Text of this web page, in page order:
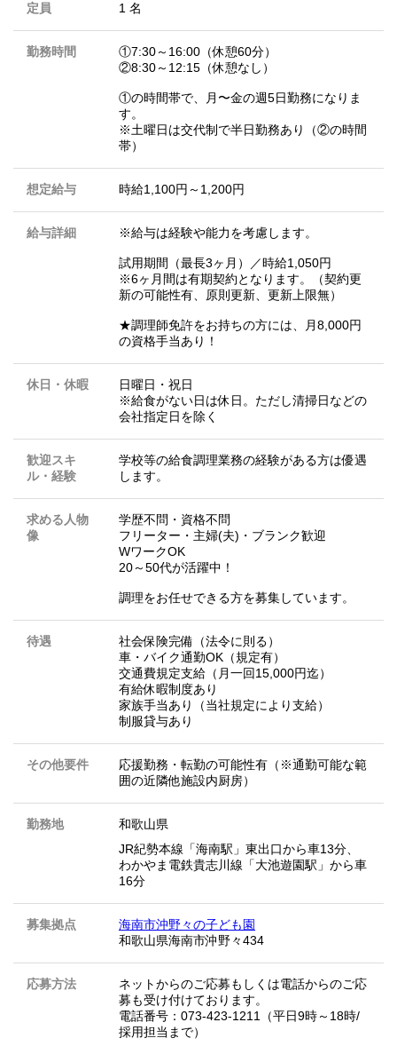
定員 1 名
勤務時間
①7:30～16:00（休憩60分）
②8:30～12:15（休憩なし）
①の時間帯で、月〜金の週5日勤務になりま
す。
※土曜日は交代制で半日勤務あり（②の時間
帯）
想定給与 時給1,100円～1,200円
給与詳細 ※給与は経験や能力を考慮します。
試用期間（最長3ヶ月）／時給1,050円
※6ヶ月間は有期契約となります。（契約更
新の可能性有、原則更新、更新上限無）
★調理師免許をお持ちの方には、月8,000円
の資格手当あり！
休日・休暇
日曜日・祝日
※給食がない日は休日。ただし清掃日などの
会社指定日を除く
歓迎スキ
ル・経験
学校等の給食調理業務の経験がある方は優遇
します。
求める人物
像
学歴不問・資格不問
フリーター・主婦(夫)・ブランク歓迎
WワークOK
20～50代が活躍中！
調理をお任せできる方を募集しています。
待遇
社会保険完備（法令に則る）
車・バイク通勤OK（規定有）
交通費規定支給（月一回15,000円迄）
有給休暇制度あり
家族手当あり（当社規定により支給）
制服貸与あり
その他要件
応援勤務・転勤の可能性有（※通勤可能な範
囲の近隣他施設内厨房）
勤務地
和歌山県
JR紀勢本線「海南駅」東出口から車13分、
わかやま電鉄貴志川線「大池遊園駅」から車
16分
募集拠点
海南市沖野々の子ども園
和歌山県海南市沖野々434
応募方法
ネットからのご応募もしくは電話からのご応
募も受け付けております。
電話番号：073-423-1211（平日9時～18時/
採用担当まで）